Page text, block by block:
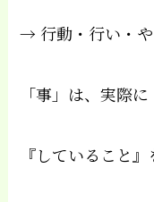
→ 行動・行い・や
「事」は、実際
『していること』